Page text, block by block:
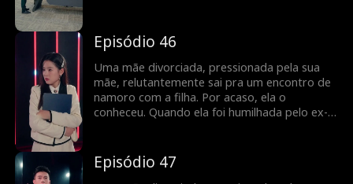
identidade como CEO e a ajudou de todas as
maneiras possíveis, enfrentando obstáculos
no caminho para a felicidade, ela descobre
que ele é o homem com quem ela teve um
caso de uma noite anos atrás, e é o pai
biológico de sua filha...
Episódio 46
Uma mãe divorciada, pressionada pela sua
mãe, relutantemente sai pra um encontro de
namoro com a filha. Por acaso, ela o
conheceu. Quando ela foi humilhada pelo ex-
identidade como CEO e a ajudou de todas as
maneiras possíveis, enfrentando obstáculos
Episódio 47